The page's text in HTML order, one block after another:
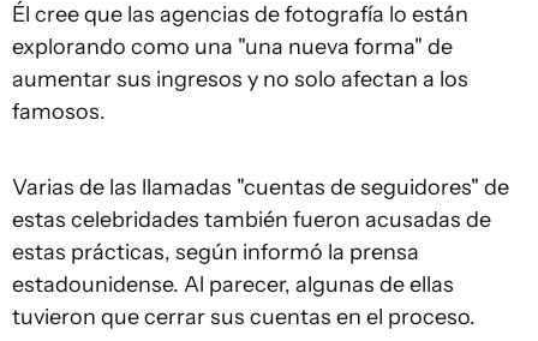
Él cree que las agencias de fotografía lo están
explorando como una "una nueva forma" de
aumentar sus ingresos y no solo afectan a los
famosos.
Varias de las llamadas "cuentas de seguidores" de
estas celebridades también fueron acusadas de
estas prácticas, según informó la prensa
estadounidense. Al parecer, algunas de ellas
tuvieron que cerrar sus cuentas en el proceso.